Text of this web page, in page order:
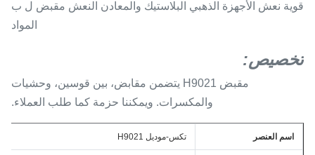
قوية نعش الأجهزة الذهبي البلاستيك والمعادن النعش مقبض ل ب
المواد
تخصيص:
مقبض H9021 يتضمن مقابض، بين قوسين، وحشيات
والمكسرات. ويمكننا حزمة كما طلب العملاء.
اسم العنصر تكس-موديل H9021